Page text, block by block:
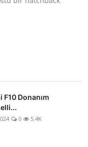
F10 Donanım
0 5.4K